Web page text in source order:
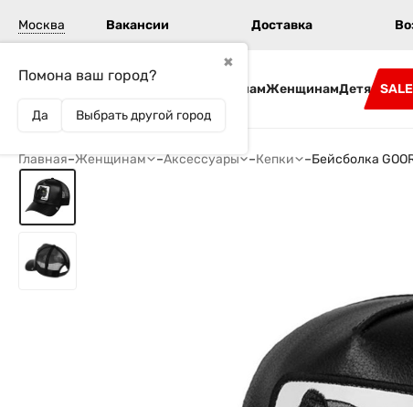
Москва
✖
Помона ваш город?
Да Выбрать другой город
Вакансии Доставка
МужчинамЖенщинамДетям SALE
Главная–Женщинам –Аксессуары –Кепки –Бейсболка